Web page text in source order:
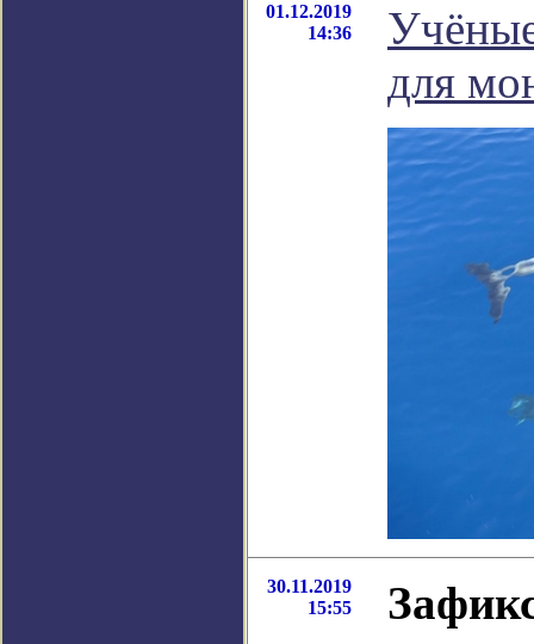
01.12.2019
14:36
для
30.11.2019
15:55